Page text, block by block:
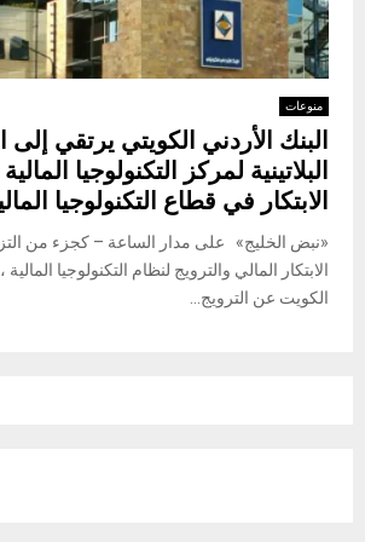
منوعات
البنك الأردني الكويتي يرتقي إلى
البلاتينية لمركز التكنولوجيا
الابتكار في قطاع التكنولوجيا
«نبض الخليج» على مدار الساعة – كجزء من
الابتكار المالي والترويج لنظام التكنولوجيا
الكويت عن الترويج...